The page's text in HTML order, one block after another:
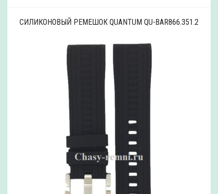
СИЛИКОНОВЫЙ РЕМЕШОК QUANTUM QU-BAR866.351.2